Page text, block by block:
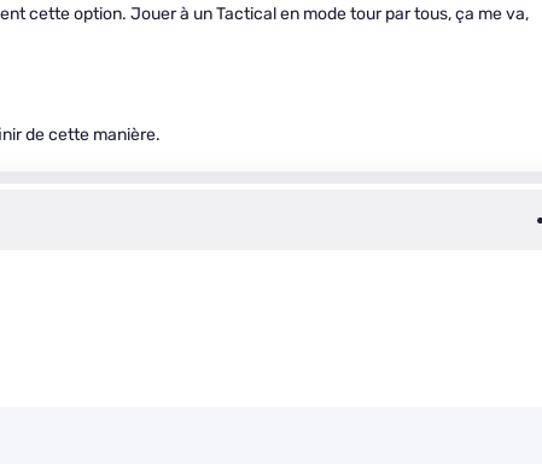
cette option. Jouer à un Tactical en mode tour par tous, ça me va,
de cette manière.